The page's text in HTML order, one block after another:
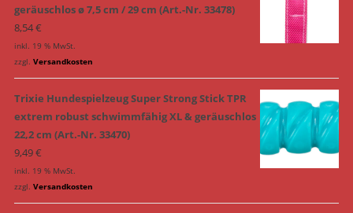
geräuschlos ø 7,5 cm / 29 cm (Art.-Nr. 33478)
8,54€
inkl. 19 % MwSt.
zzgl. Versandkosten
Trixie Hundespielzeug Super Strong Stick TPR
extrem robust schwimmfähig XL & geräuschlos
22,2 cm (Art.-Nr. 33470)
9,49€
inkl. 19 % MwSt.
zzgl. Versandkosten